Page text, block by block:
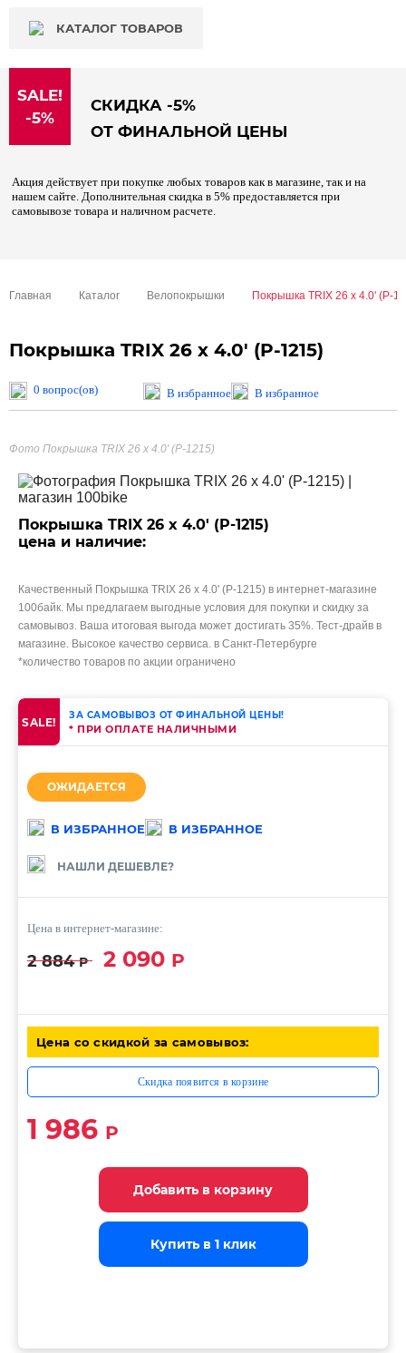
КАТАЛОГ ТОВАРОВ
SALE!
-5%
СКИДКА -5%
ОТ ФИНАЛЬНОЙ ЦЕНЫ
Акция действует при покупке любых товаров как в магазине, так и на
нашем сайте. Дополнительная скидка в 5% предоставляется при
самовывозе товара и наличном расчете.
Главная Каталог Велопокрышки Покрышка TRIX 26 x 4.0' (P-
Покрышка TRIX 26 x 4.0' (P-1215)
0 вопрос(ов) В избранное В избранное
Фото Покрышка TRIX 26 x 4.0' (P-1215)
Покрышка TRIX 26 x 4.0' (P-1215)
цена и наличие:
Качественный Покрышка TRIX 26 x 4.0' (P-1215) в интернет-магазине
100байк. Мы предлагаем выгодные условия для покупки и скидку за
самовывоз. Ваша итоговая выгода может достигать 35%. Тест-драйв в
магазине. Высокое качество сервиса. в Санкт-Петербурге
*количество товаров по акции ограничено
SALE! ЗА САМОВЫВОЗ ОТ ФИНАЛЬНОЙ ЦЕНЫ!
* ПРИ ОПЛАТЕ НАЛИЧНЫМИ
ОЖИДАЕТСЯ
В ИЗБРАННОЕ В ИЗБРАННОЕ
НАШЛИ ДЕШЕВЛЕ?
Цена в интернет-магазине:
2 884Р 2 090 Р
Цена со скидкой за самовывоз:
Скидка появится в корзине
1 986 Р
Добавить в корзину
Добавить в корзину
Добавить в корзину
Купить в 1 клик
Купить в 1 клик
Купить в 1 клик